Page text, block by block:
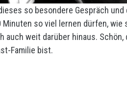
so besondere Gespräch
Minuten so viel lernen dürfen,
auch weit darüber hinaus. Schön,
Familie bist.